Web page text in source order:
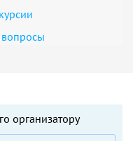
вопросы
организатору